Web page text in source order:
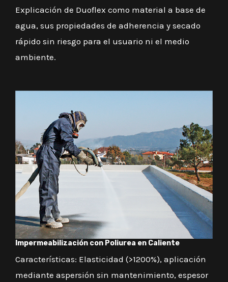
Explicación de Duoflex como material a base de
agua, sus propiedades de adherencia y secado
rápido sin riesgo para el usuario ni el medio
ambiente.
Impermeabilización con Poliurea en Caliente
Características: Elasticidad (>1200%), aplicación
mediante aspersión sin mantenimiento, espesor